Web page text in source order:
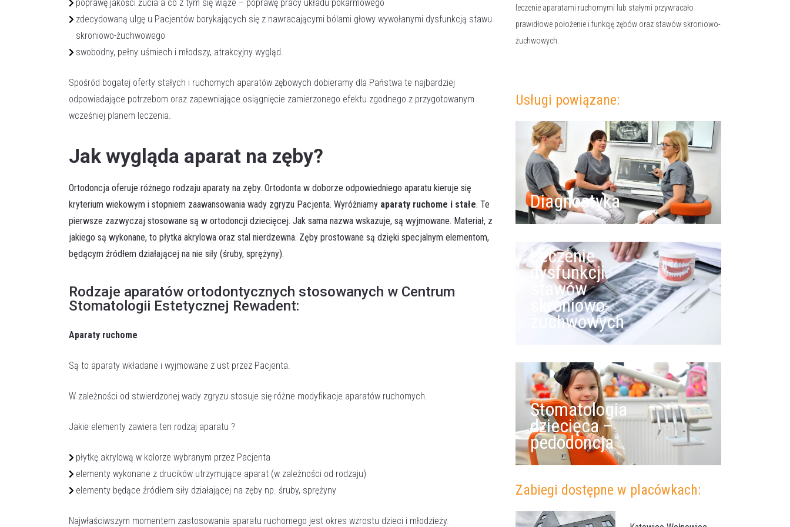
poprawę jakości żucia a co z tym się wiąże – poprawę pracy układu pokarmowego
zdecydowaną ulgę u Pacjentów borykających się z nawracającymi bólami głowy wywołanymi dysfunkcją stawu
skroniowo-żuchwowego
swobodny, pełny uśmiech i młodszy, atrakcyjny wygląd.
Spośród bogatej oferty stałych i ruchomych aparatów zębowych dobieramy dla Państwa te najbardziej
odpowiadające potrzebom oraz zapewniające osiągnięcie zamierzonego efektu zgodnego z przygotowanym
wcześniej planem leczenia.
Jak wygląda aparat na zęby?
Ortodoncja oferuje różnego rodzaju aparaty na zęby. Ortodonta w doborze odpowiedniego aparatu kieruje się
kryterium wiekowym i stopniem zaawansowania wady zgryzu Pacjenta. Wyróżniamy aparaty ruchome i stałe. Te
pierwsze zazwyczaj stosowane są w ortodoncji dziecięcej. Jak sama nazwa wskazuje, są wyjmowane. Materiał, z
jakiego są wykonane, to płytka akrylowa oraz stal nierdzewna. Zęby prostowane są dzięki specjalnym elementom,
będącym źródłem działającej na nie siły (śruby, sprężyny).
Rodzaje aparatów ortodontycznych stosowanych w Centrum
Stomatologii Estetycznej Rewadent:
Aparaty ruchome
Są to aparaty wkładane i wyjmowane z ust przez Pacjenta.
W zależności od stwierdzonej wady zgryzu stosuje się różne modyfikacje aparatów ruchomych.
Jakie elementy zawiera ten rodzaj aparatu ?
płytkę akrylową w kolorze wybranym przez Pacjenta
elementy wykonane z drucików utrzymujące aparat (w zależności od rodzaju)
elementy będące źródłem siły działającej na zęby np. śruby, sprężyny
Najwłaściwszym momentem zastosowania aparatu ruchomego jest okres wzrostu dzieci i młodzieży.
leczenie aparatami ruchomymi lub stałymi przywracało
prawidłowe położenie i funkcję zębów oraz stawów skroniowo-
żuchwowych.
Usługi powiązane:
Diagnostyka
Leczenie
dysfunkcji
stawów
skroniowo-
żuchwowych
Stomatologia
dziecięca –
pedodoncja
Zabiegi dostępne w placówkach:
Umów wizytę